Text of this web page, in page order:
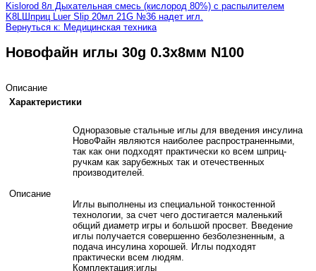
Kislorod 8л Дыхательная смесь (кислород 80%) с распылителем
K8LШприц Luer Slip 20мл 21G №36 надет игл.
Вернуться к: Медицинская техника
Новофайн иглы 30g 0.3x8мм N100
Описание
Характеристики
Описание
Одноразовые стальные иглы для введения инсулина
НовоФайн являются наиболее распространенными,
так как они подходят практически ко всем шприц-
ручкам как зарубежных так и отечественных
производителей.
Иглы выполнены из специальной тонкостенной
технологии, за счет чего достигается маленький
общий диаметр игры и большой просвет. Введение
иглы получается совершенно безболезненным, а
подача инсулина хорошей. Иглы подходят
практически всем людям.
Комплектация:иглы